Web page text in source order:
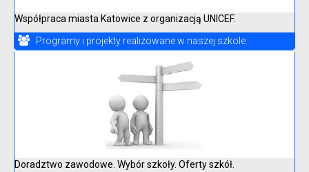
Współpraca miasta Katowice z organizacją UNICEF.
Programy i projekty realizowane w naszej szkole.
Doradztwo zawodowe. Wybór szkoły. Oferty szkół.